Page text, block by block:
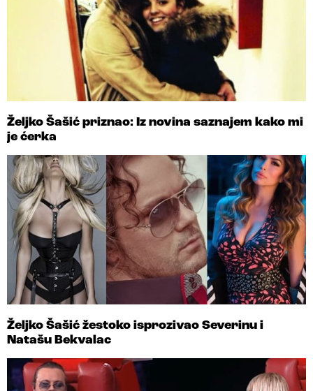
Željko Šašić priznao: Iz novina saznajem kako mi
je ćerka
Željko Šašić žestoko isprozivao Severinu i
Natašu Bekvalac